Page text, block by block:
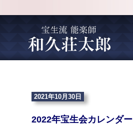
2021年10月30日
2022年宝生会カレンダー